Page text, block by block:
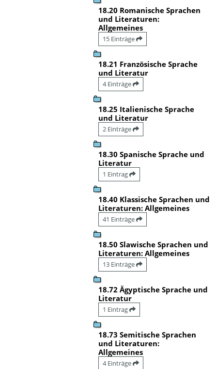
18.20 Romanische Sprachen
und Literaturen:
Allgemeines
15 Einträge
18.21 Französische Sprache
und Literatur
4 Einträge
18.25 Italienische Sprache
und Literatur
2 Einträge
18.30 Spanische Sprache und
Literatur
1 Eintrag
18.40 Klassische Sprachen und
Literaturen: Allgemeines
41 Einträge
18.50 Slawische Sprachen und
Literaturen: Allgemeines
13 Einträge
18.72 Ägyptische Sprache und
Literatur
1 Eintrag
18.73 Semitische Sprachen
und Literaturen:
Allgemeines
4 Einträge